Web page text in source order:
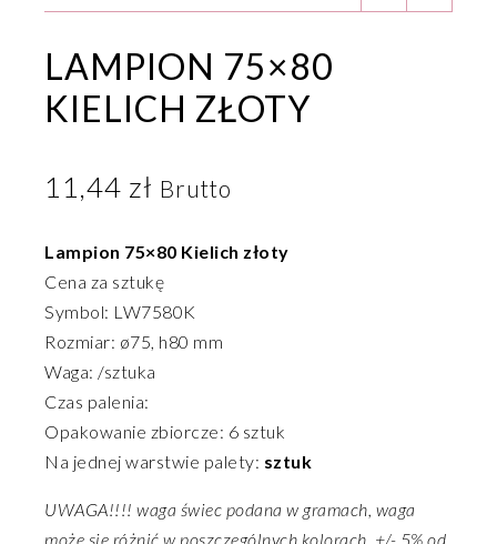
LAMPION 75×80
KIELICH ZŁOTY
11,44 zł Brutto
Lampion 75×80 Kielich złoty
Cena za sztukę
Symbol: LW7580K
Rozmiar: ø75, h80 mm
Waga: /sztuka
Czas palenia:
Opakowanie zbiorcze: 6 sztuk
Na jednej warstwie palety: sztuk
UWAGA!!!! waga świec podana w gramach, waga
może się różnić w poszczególnych kolorach, +/- 5% od